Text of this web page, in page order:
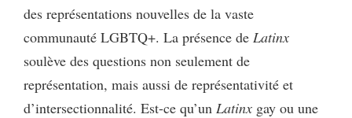
des représentations nouvelles de la vaste
communauté LGBTQ+. La présence de Latinx
soulève des questions non seulement de
représentation, mais aussi de représentativité et
d’intersectionnalité. Est-ce qu’un Latinx gay ou une